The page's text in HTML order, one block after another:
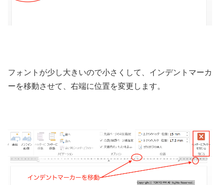
フォントが少し大きいので小さくして、インデントマーカ
ーを移動させて、右端に位置を変更します。